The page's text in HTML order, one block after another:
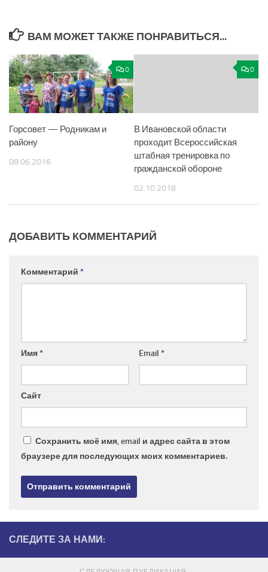
ВАМ МОЖЕТ ТАКЖЕ ПОНРАВИТЬСЯ...
0
Горсовет — Родникам и
району
08.06.2016
0
В Ивановской области
проходит Всероссийская
штабная тренировка по
гражданской обороне
02.10.2018
ДОБАВИТЬ КОММЕНТАРИЙ
Комментарий *
Имя* Email *
Сайт
Сохранить моё имя, email и адрес сайта в этом
браузере для последующих моих комментариев.
СЛЕДИТЕ ЗА НАМИ: